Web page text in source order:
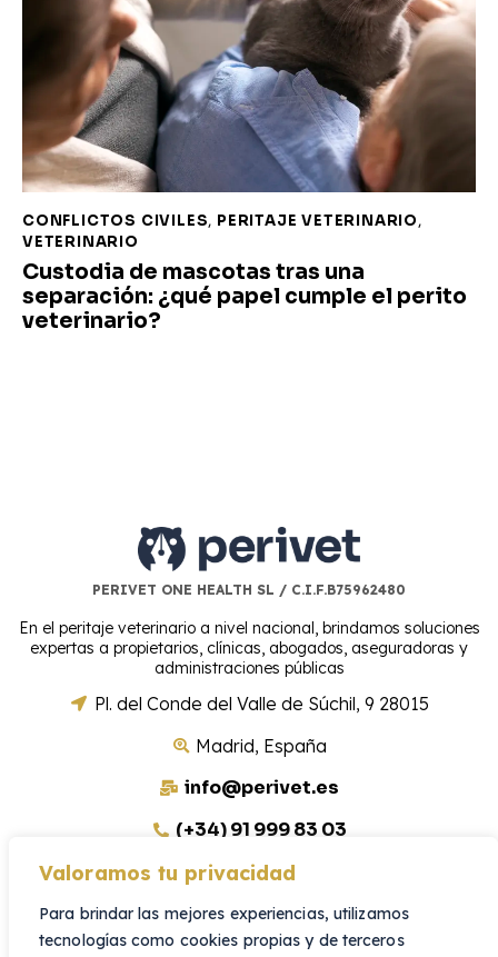
Valoramos tu privacidad
Para brindar las mejores experiencias, utilizamos
tecnologías como cookies propias y de terceros
CONFLICTOS CIVILES, PERITAJE VETERINARIO,
VETERINARIO
Custodia de mascotas tras una
separación: ¿qué papel cumple el perito
veterinario?
PERIVET ONE HEALTH SL / C.I.F.B75962480
En el peritaje veterinario a nivel nacional, brindamos soluciones
expertas a propietarios, clínicas, abogados, aseguradoras y
administraciones públicas
Pl. del Conde del Valle de Súchil, 9 28015
Madrid, España
info@perivet.es
(+34) 91 999 83 03
Canal de Denuncias